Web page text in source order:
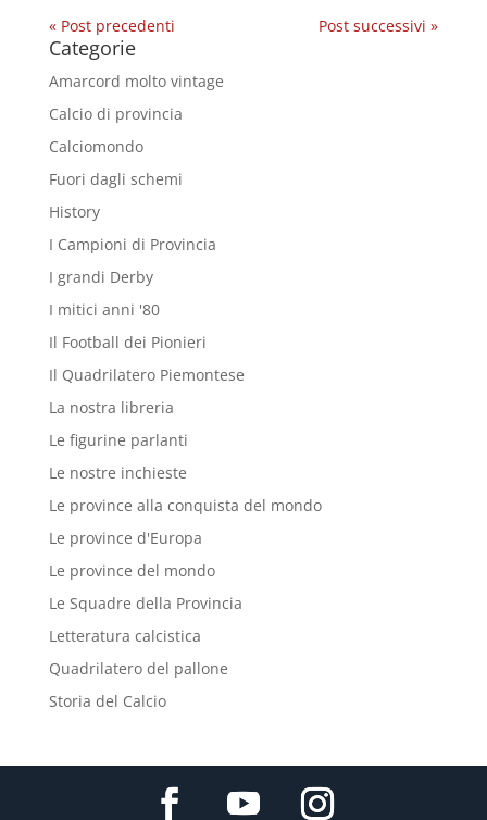
« Post precedenti Post successivi »
Categorie
Amarcord molto vintage
Calcio di provincia
Calciomondo
Fuori dagli schemi
History
I Campioni di Provincia
I grandi Derby
I mitici anni '80
Il Football dei Pionieri
Il Quadrilatero Piemontese
La nostra libreria
Le figurine parlanti
Le nostre inchieste
Le province alla conquista del mondo
Le province d'Europa
Le province del mondo
Le Squadre della Provincia
Letteratura calcistica
Quadrilatero del pallone
Storia del Calcio